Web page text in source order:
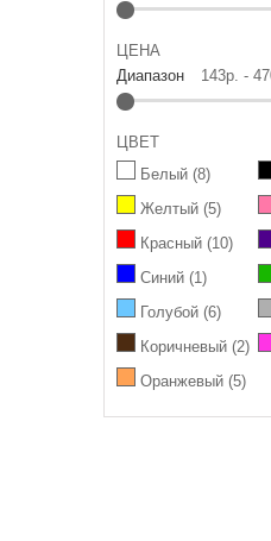
ЦЕНА
Диапазон
143р. -
ЦВЕТ
Белый (8)
Желтый (5)
Красный (10)
Синий (1)
Голубой (6)
Коричневый (2)
Оранжевый (5)